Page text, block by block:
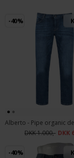
-40%
DKK 1.000,- DKK
-40%